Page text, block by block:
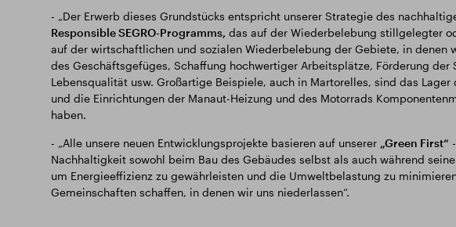
- „Der Erwerb dieses Grundstücks entspricht unserer Strategie des
Responsible SEGRO-Programms, das auf der Wiederbelebung stillgelegter
auf der wirtschaftlichen und sozialen Wiederbelebung der Gebiete, in denen
des Geschäftsgefüges, Schaffung hochwertiger Arbeitsplätze, Förderung der
Lebensqualität usw. Großartige Beispiele, auch in Martorelles, sind das
und die Einrichtungen der Manaut-Heizung und des Motorrads
haben.
- „Alle unsere neuen Entwicklungsprojekte basieren auf unserer „Green First“
Nachhaltigkeit sowohl beim Bau des Gebäudes selbst als auch während
um Energieeffizienz zu gewährleisten und die Umweltbelastung zu
Gemeinschaften schaffen, in denen wir uns niederlassen“.